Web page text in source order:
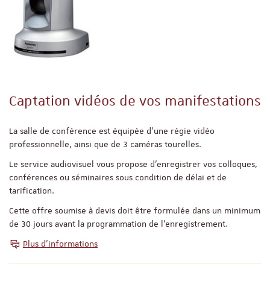
Captation vidéos de vos manifestations
La salle de conférence est équipée d’une régie vidéo
professionnelle, ainsi que de 3 caméras tourelles.
Le service audiovisuel vous propose d’enregistrer vos colloques,
conférences ou séminaires sous condition de délai et de
tarification.
Cette offre soumise à devis doit être formulée dans un minimum
de 30 jours avant la programmation de l’enregistrement.
Plus d’informations